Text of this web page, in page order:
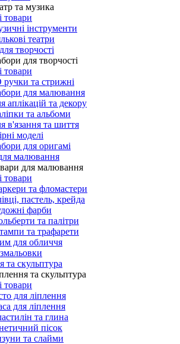
та музика
товари
інструменти
театри
творчості
для творчості
товари
ручки та стрижні
для малювання
аплікацій та декору
та альбоми
в'язання та шиття
моделі
для оригамі
малювання
для малювання
товари
та фломастери
пастель, крейда
фарби
та палітри
та трафарети
для обличчя
та скульптура
та скульптура
товари
для ліплення
для ліплення
та глина
пісок
та слайми